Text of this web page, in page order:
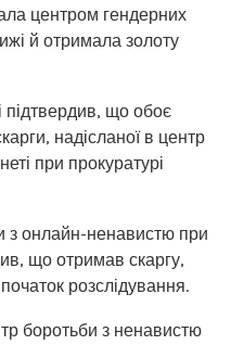
центром гендерних
й отримала золоту
підтвердив, що обоє
надісланої в центр
при прокуратурі
з онлайн-ненавистю при
що отримав скаргу,
розслідування.
боротьби з ненавистю